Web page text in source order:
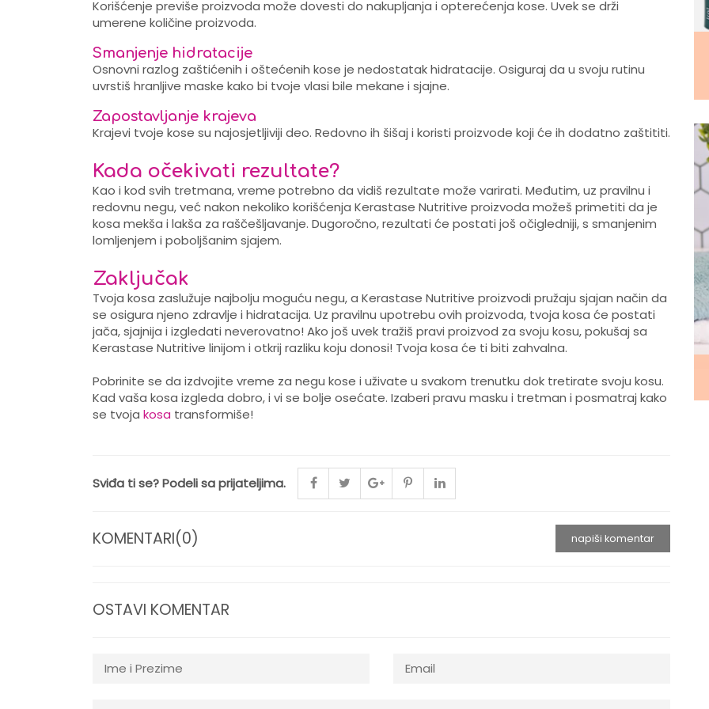
Korišćenje previše proizvoda može dovesti do nakupljanja i opterećenja kose. Uvek se drži
umerene količine proizvoda.
Smanjenje hidratacije
Osnovni razlog zaštićenih i oštećenih kose je nedostatak hidratacije. Osiguraj da u svoju rutinu
uvrstiš hranljive maske kako bi tvoje vlasi bile mekane i sjajne.
Zapostavljanje krajeva
Krajevi tvoje kose su najosjetljiviji deo. Redovno ih šišaj i koristi proizvode koji će ih dodatno zaštititi.
Kada očekivati rezultate?
Kao i kod svih tretmana, vreme potrebno da vidiš rezultate može varirati. Međutim, uz pravilnu i
redovnu negu, već nakon nekoliko korišćenja Kerastase Nutritive proizvoda možeš primetiti da je
kosa mekša i lakša za raščešljavanje. Dugoročno, rezultati će postati još očigledniji, s smanjenim
lomljenjem i poboljšanim sjajem.
Zaključak
Tvoja kosa zaslužuje najbolju moguću negu, a Kerastase Nutritive proizvodi pružaju sjajan način da
se osigura njeno zdravlje i hidratacija. Uz pravilnu upotrebu ovih proizvoda, tvoja kosa će postati
jača, sjajnija i izgledati neverovatno! Ako još uvek tražiš pravi proizvod za svoju kosu, pokušaj sa
Kerastase Nutritive linijom i otkrij razliku koju donosi! Tvoja kosa će ti biti zahvalna.
Pobrinite se da izdvojite vreme za negu kose i uživate u svakom trenutku dok tretirate svoju kosu.
Kad vaša kosa izgleda dobro, i vi se bolje osećate. Izaberi pravu masku i tretman i posmatraj kako
se tvoja kosa transformiše!
Sviđa ti se? Podeli sa prijateljima.
KOMENTARI(0) napiši komentar
OSTAVI KOMENTAR